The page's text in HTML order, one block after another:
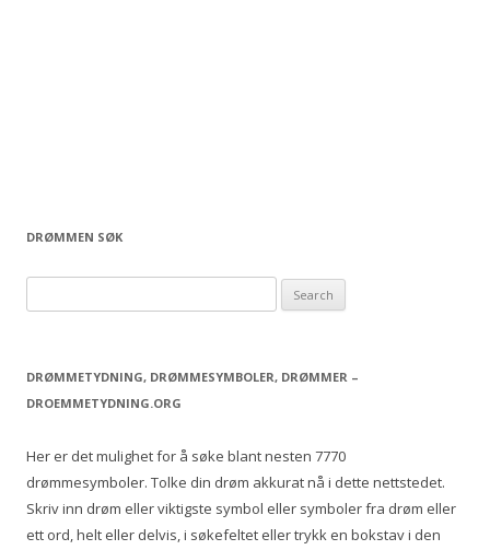
DRØMMEN SØK
e
r
c
f
o
r
DRØMMETYDNING, DRØMMESYMBOLER, DRØMMER –
DROEMMETYDNING.ORG
Her er det mulighet for å søke blant nesten 7770
drømmesymboler. Tolke din drøm akkurat nå i dette nettstedet.
Skriv inn drøm eller viktigste symbol eller symboler fra drøm eller
ett ord, helt eller delvis, i søkefeltet eller trykk en bokstav i den